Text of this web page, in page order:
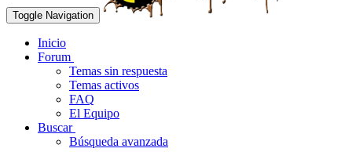
Toggle Navigation
Inicio
Forum
Temas sin respuesta
Temas activos
FAQ
El Equipo
Buscar
Búsqueda avanzada